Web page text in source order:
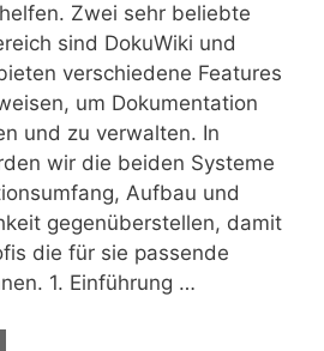
Zwei sehr beliebte
sind DokuWiki und
verschiedene Features
um Dokumentation
und zu verwalten. In
wir die beiden Systeme
Aufbau und
gegenüberstellen, damit
die für sie passende
1. Einführung …